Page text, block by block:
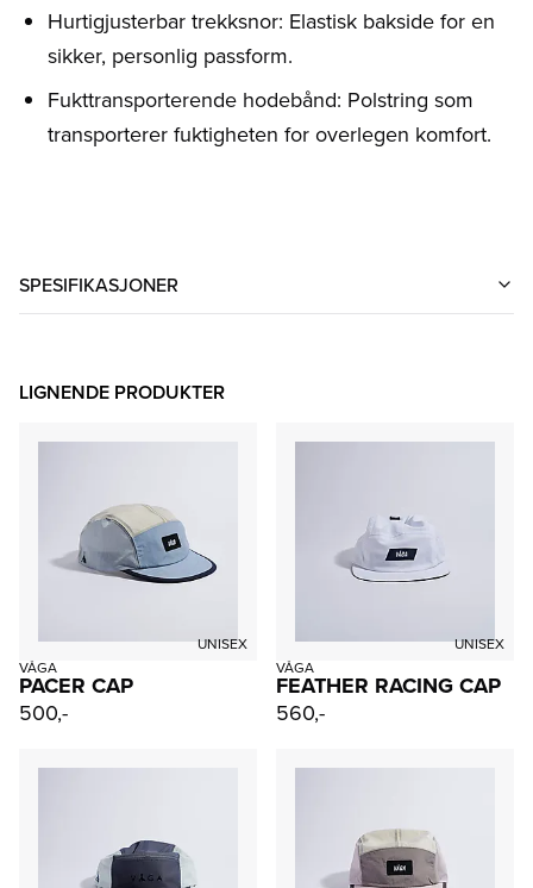
Hurtigjusterbar trekksnor: Elastisk bakside for en
sikker, personlig passform.
Fukttransporterende hodebånd: Polstring som
transporterer fuktigheten for overlegen komfort.
SPESIFIKASJONER
LIGNENDE PRODUKTER
UNISEX
VÅGA
PACER CAP
500,-
UNISEX
VÅGA
FEATHER RACING CAP
560,-